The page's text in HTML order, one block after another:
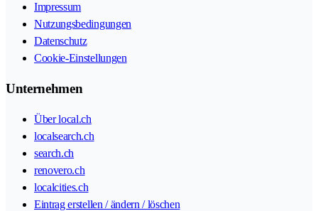
Impressum
Nutzungsbedingungen
Datenschutz
Cookie-Einstellungen
Unternehmen
Über local.ch
localsearch.ch
search.ch
renovero.ch
localcities.ch
Eintrag erstellen / ändern / löschen